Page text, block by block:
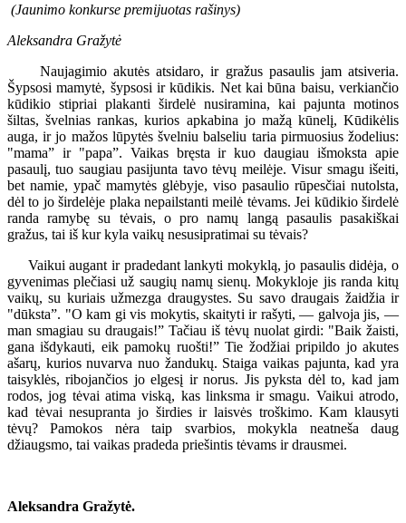
(Jaunimo konkurse premijuotas rašinys)
Aleksandra Gražytė
Naujagimio akutės atsidaro, ir gražus pasaulis jam atsiveria.
Šypsosi mamytė, šypsosi ir kūdikis. Net kai būna baisu, verkiančio
kūdikio stipriai plakanti širdelė nusiramina, kai pajunta motinos
šiltas, švelnias rankas, kurios apkabina jo mažą kūnelį, Kūdikėlis
auga, ir jo mažos lūpytės švelniu balseliu taria pirmuosius žodelius:
"mama” ir "papa”. Vaikas bręsta ir kuo daugiau išmoksta apie
pasaulį, tuo saugiau pasijunta tavo tėvų meilėje. Visur smagu išeiti,
bet namie, ypač mamytės glėbyje, viso pasaulio rūpesčiai nutolsta,
dėl to jo širdelėje plaka nepailstanti meilė tėvams. Jei kūdikio širdelė
randa ramybę su tėvais, o pro namų langą pasaulis pasakiškai
gražus, tai iš kur kyla vaikų nesusipratimai su tėvais?
Vaikui augant ir pradedant lankyti mokyklą, jo pasaulis didėja, o
gyvenimas plečiasi už saugių namų sienų. Mokykloje jis randa kitų
vaikų, su kuriais užmezga draugystes. Su savo draugais žaidžia ir
"dūksta”. "O kam gi vis mokytis, skaityti ir rašyti, — galvoja jis, —
man smagiau su draugais!” Tačiau iš tėvų nuolat girdi: "Baik žaisti,
gana išdykauti, eik pamokų ruošti!” Tie žodžiai pripildo jo akutes
ašarų, kurios nuvarva nuo žandukų. Staiga vaikas pajunta, kad yra
taisyklės, ribojančios jo elgesį ir norus. Jis pyksta dėl to, kad jam
rodos, jog tėvai atima viską, kas linksma ir smagu. Vaikui atrodo,
kad tėvai nesupranta jo širdies ir laisvės troškimo. Kam klausyti
tėvų? Pamokos nėra taip svarbios, mokykla neatneša daug
džiaugsmo, tai vaikas pradeda priešintis tėvams ir drausmei.
Aleksandra Gražytė.